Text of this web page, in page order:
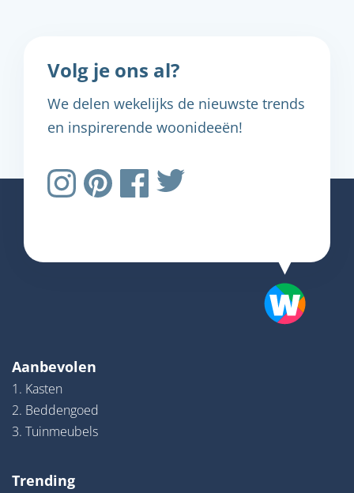
Volg je ons al?
We delen wekelijks de nieuwste trends
en inspirerende woonideeën!
Aanbevolen
1. Kasten
2. Beddengoed
3. Tuinmeubels
Trending